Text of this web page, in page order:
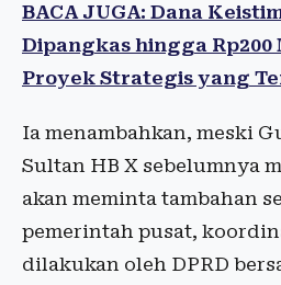
BACA JUGA: Dana
Dipangkas hingga
Proyek Strategis yang
Ia menambahkan, meski
Sultan HB X sebelumnya
akan meminta tambahan
pemerintah pusat,
dilakukan oleh DPRD